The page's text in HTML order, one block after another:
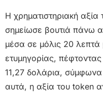
Η χρηματιστηριακή
σημείωσε βουτιά πάνω
μέσα σε μόλις 20 λεπτά
ετυμηγορίας,
11,27 δολάρια,
αυτά, η αξία του token